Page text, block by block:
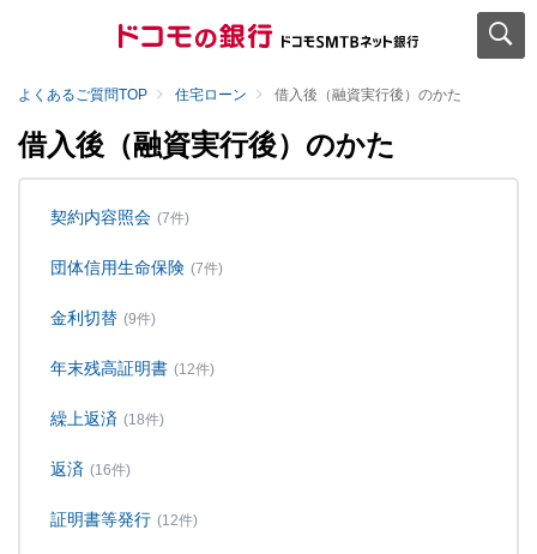
よくあるご質問TOP 住宅ローン 借入後（融資実行後）のかた
借入後（融資実行後）のかた
契約内容照会 (7件)
団体信用生命保険 (7件)
金利切替 (9件)
年末残高証明書 (12件)
繰上返済 (18件)
返済 (16件)
証明書等発行 (12件)